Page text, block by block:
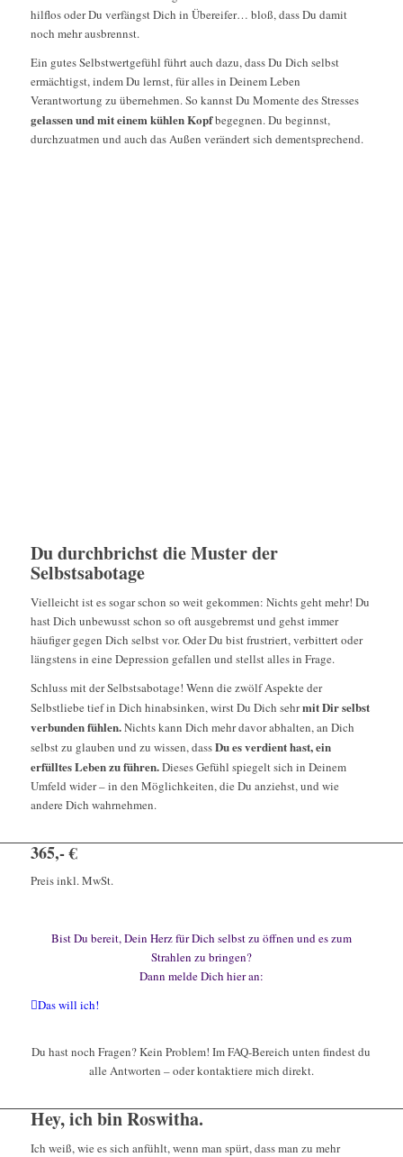
hilflos oder Du verfängst Dich in Übereifer… bloß, dass Du damit
noch mehr ausbrennst.
Ein gutes Selbstwertgefühl führt auch dazu, dass Du Dich selbst
ermächtigst, indem Du lernst, für alles in Deinem Leben
Verantwortung zu übernehmen. So kannst Du Momente des Stresses
gelassen und mit einem kühlen Kopfbegegnen. Du beginnst,
durchzuatmen und auch das Außen verändert sich dementsprechend.
Du durchbrichst die Muster der
Selbstsabotage
Vielleicht ist es sogar schon so weit gekommen: Nichts geht mehr! Du
hast Dich unbewusst schon so oft ausgebremst und gehst immer
häufiger gegen Dich selbst vor. Oder Du bist frustriert, verbittert oder
längstens in eine Depression gefallen und stellst alles in Frage.
Schluss mit der Selbstsabotage! Wenn die zwölf Aspekte der
Selbstliebe tief in Dich hinabsinken, wirst Du Dich sehrmit Dir selbst
verbunden fühlen.Nichts kann Dich mehr davor abhalten, an Dich
selbst zu glauben und zu wissen, dassDu es verdient hast, ein
erfülltes Leben zu führen.Dieses Gefühl spiegelt sich in Deinem
Umfeld wider – in den Möglichkeiten, die Du anziehst, und wie
andere Dich wahrnehmen.
365,- €
Preis inkl. MwSt.
Bist Du bereit, Dein Herz für Dich selbst zu öffnen und es zum
Strahlen zu bringen?
Dann melde Dich hier an:
Das will ich!
Du hast noch Fragen? Kein Problem! Im FAQ-Bereich unten findest du
alle Antworten – oder kontaktiere mich direkt.
Hey, ich bin Roswitha.
Ich weiß, wie es sich anfühlt, wenn man spürt, dass man zu mehr